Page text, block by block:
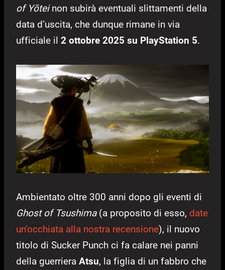
of Yōteinon subirà eventuali slittamenti della
data d’uscita, che dunque rimane in via
ufficiale il 2 ottobre 2025 su PlayStation 5.
Ambientato oltre 300 anni dopo gli eventi di
Ghost of Tsushima(a proposito di esso, date
un’occhiata alla nostra recensione), il nuovo
titolo di Sucker Punch ci fa calare nei panni
della guerriera Atsu, la figlia di un fabbro che